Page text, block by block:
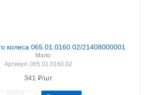
колеса 065.01.0160.02/21408000001
Мало
Артикул: 065.01.0160.02
341 ₽/шт